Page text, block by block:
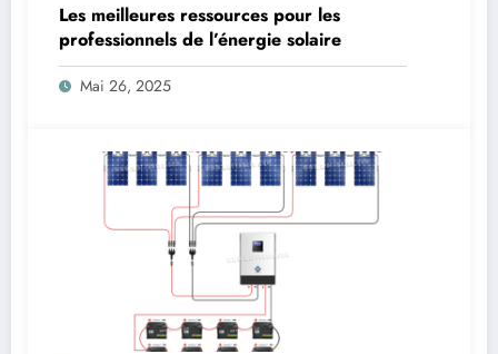
Les meilleures ressources pour les
professionnels de l’énergie solaire
Mai 26, 2025